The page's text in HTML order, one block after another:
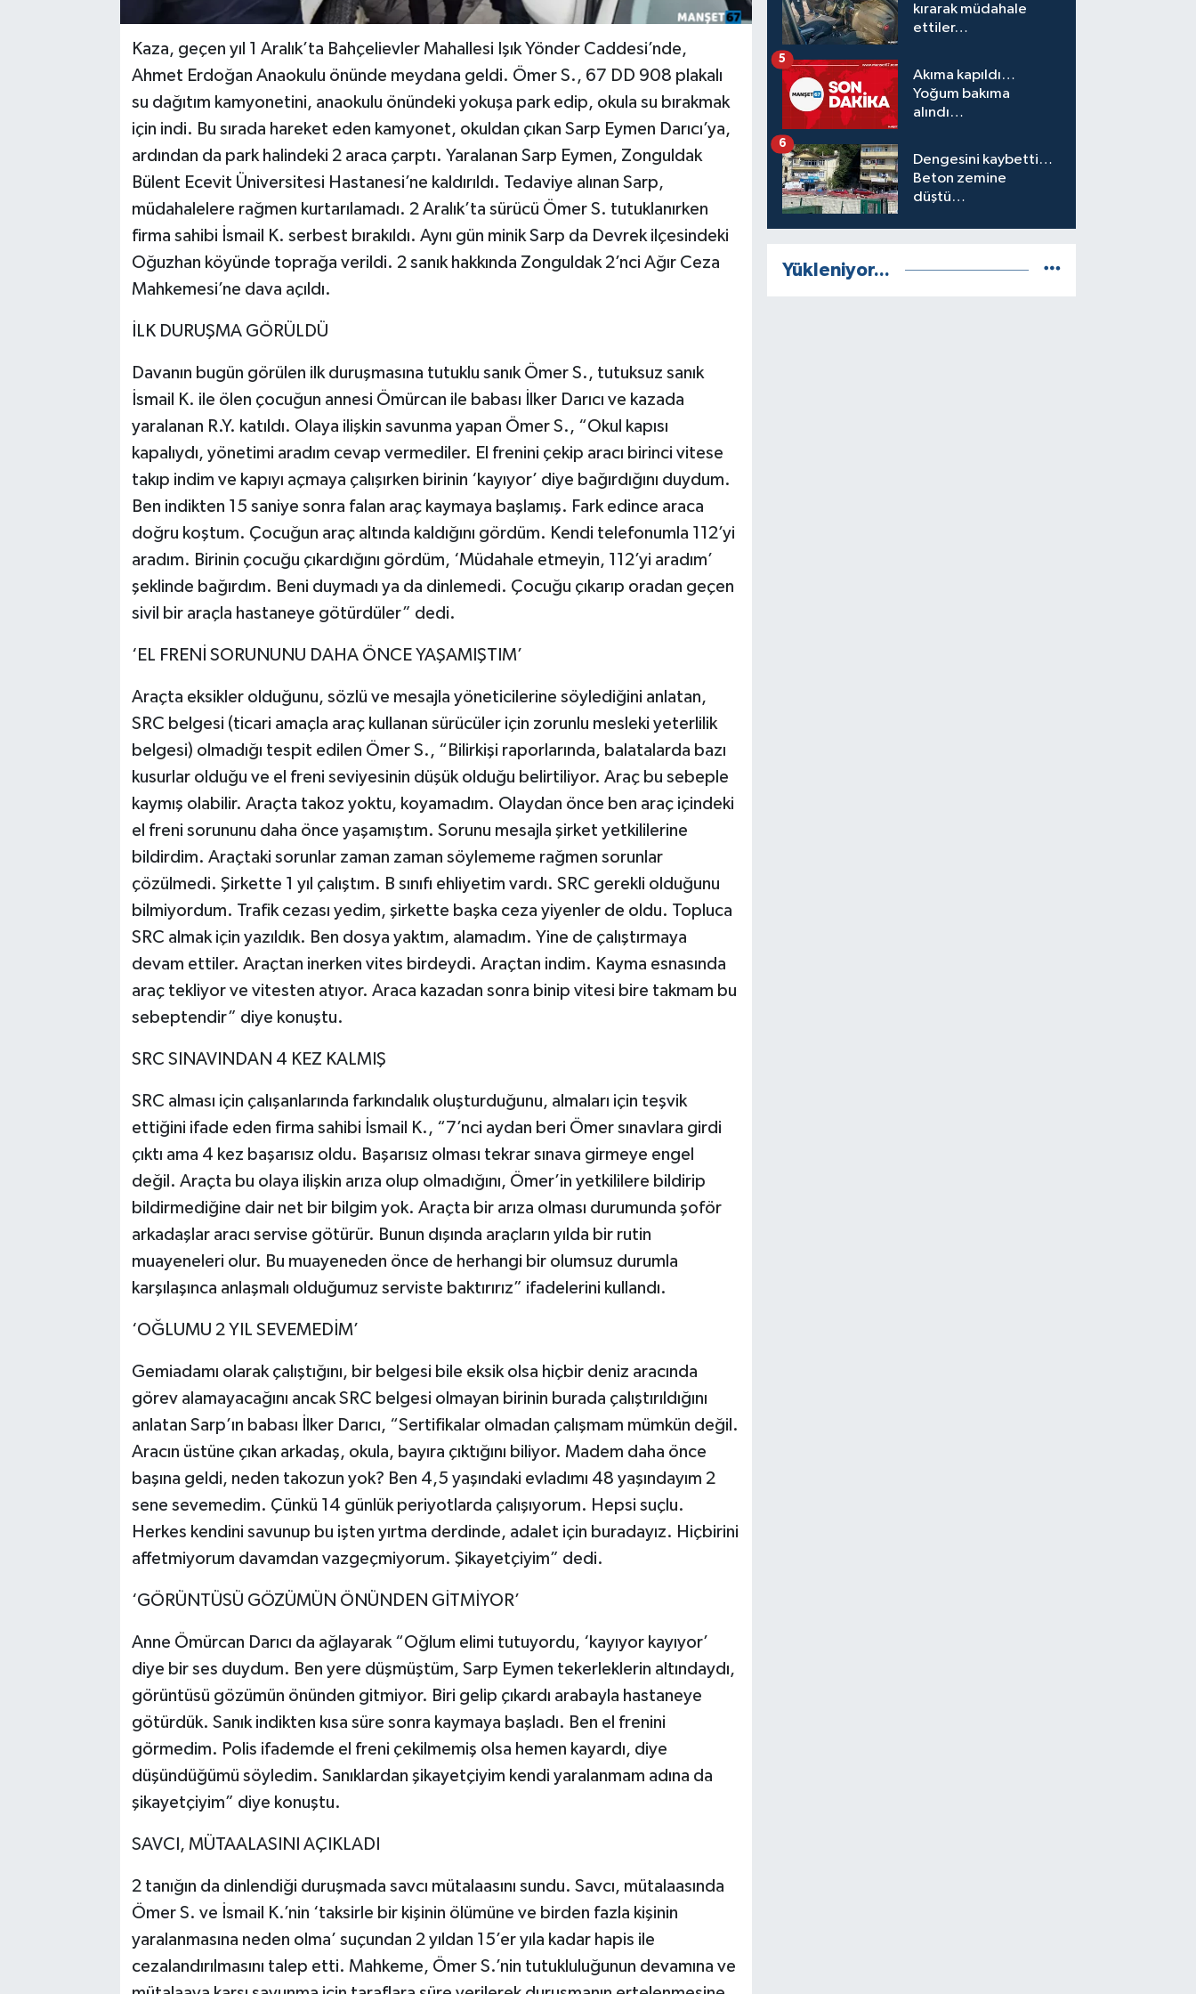
Kaza, geçen yıl 1 Aralık’ta Bahçelievler Mahallesi Işık Yönder Caddesi’nde,
Ahmet Erdoğan Anaokulu önünde meydana geldi. Ömer S., 67 DD 908 plakalı
su dağıtım kamyonetini, anaokulu önündeki yokuşa park edip, okula su bırakmak
için indi. Bu sırada hareket eden kamyonet, okuldan çıkan Sarp Eymen Darıcı’ya,
ardından da park halindeki 2 araca çarptı. Yaralanan Sarp Eymen, Zonguldak
Bülent Ecevit Üniversitesi Hastanesi’ne kaldırıldı. Tedaviye alınan Sarp,
müdahalelere rağmen kurtarılamadı. 2 Aralık’ta sürücü Ömer S. tutuklanırken
firma sahibi İsmail K. serbest bırakıldı. Aynı gün minik Sarp da Devrek ilçesindeki
Oğuzhan köyünde toprağa verildi. 2 sanık hakkında Zonguldak 2’nci Ağır Ceza
Mahkemesi’ne dava açıldı.
İLK DURUŞMA GÖRÜLDÜ
Davanın bugün görülen ilk duruşmasına tutuklu sanık Ömer S., tutuksuz sanık
İsmail K. ile ölen çocuğun annesi Ömürcan ile babası İlker Darıcı ve kazada
yaralanan R.Y. katıldı. Olaya ilişkin savunma yapan Ömer S., “Okul kapısı
kapalıydı, yönetimi aradım cevap vermediler. El frenini çekip aracı birinci vitese
takıp indim ve kapıyı açmaya çalışırken birinin ‘kayıyor’ diye bağırdığını duydum.
Ben indikten 15 saniye sonra falan araç kaymaya başlamış. Fark edince araca
doğru koştum. Çocuğun araç altında kaldığını gördüm. Kendi telefonumla 112’yi
aradım. Birinin çocuğu çıkardığını gördüm, ‘Müdahale etmeyin, 112’yi aradım’
şeklinde bağırdım. Beni duymadı ya da dinlemedi. Çocuğu çıkarıp oradan geçen
sivil bir araçla hastaneye götürdüler” dedi.
‘EL FRENİ SORUNUNU DAHA ÖNCE YAŞAMIŞTIM’
Araçta eksikler olduğunu, sözlü ve mesajla yöneticilerine söylediğini anlatan,
SRC belgesi (ticari amaçla araç kullanan sürücüler için zorunlu mesleki yeterlilik
belgesi) olmadığı tespit edilen Ömer S., “Bilirkişi raporlarında, balatalarda bazı
kusurlar olduğu ve el freni seviyesinin düşük olduğu belirtiliyor. Araç bu sebeple
kaymış olabilir. Araçta takoz yoktu, koyamadım. Olaydan önce ben araç içindeki
el freni sorununu daha önce yaşamıştım. Sorunu mesajla şirket yetkililerine
bildirdim. Araçtaki sorunlar zaman zaman söylememe rağmen sorunlar
çözülmedi. Şirkette 1 yıl çalıştım. B sınıfı ehliyetim vardı. SRC gerekli olduğunu
bilmiyordum. Trafik cezası yedim, şirkette başka ceza yiyenler de oldu. Topluca
SRC almak için yazıldık. Ben dosya yaktım, alamadım. Yine de çalıştırmaya
devam ettiler. Araçtan inerken vites birdeydi. Araçtan indim. Kayma esnasında
araç tekliyor ve vitesten atıyor. Araca kazadan sonra binip vitesi bire takmam bu
sebeptendir” diye konuştu.
SRC SINAVINDAN 4 KEZ KALMIŞ
SRC alması için çalışanlarında farkındalık oluşturduğunu, almaları için teşvik
ettiğini ifade eden firma sahibi İsmail K., “7’nci aydan beri Ömer sınavlara girdi
çıktı ama 4 kez başarısız oldu. Başarısız olması tekrar sınava girmeye engel
değil. Araçta bu olaya ilişkin arıza olup olmadığını, Ömer’in yetkililere bildirip
bildirmediğine dair net bir bilgim yok. Araçta bir arıza olması durumunda şoför
arkadaşlar aracı servise götürür. Bunun dışında araçların yılda bir rutin
muayeneleri olur. Bu muayeneden önce de herhangi bir olumsuz durumla
karşılaşınca anlaşmalı olduğumuz serviste baktırırız” ifadelerini kullandı.
‘OĞLUMU 2 YIL SEVEMEDİM’
Gemiadamı olarak çalıştığını, bir belgesi bile eksik olsa hiçbir deniz aracında
görev alamayacağını ancak SRC belgesi olmayan birinin burada çalıştırıldığını
anlatan Sarp’ın babası İlker Darıcı, “Sertifikalar olmadan çalışmam mümkün değil.
Aracın üstüne çıkan arkadaş, okula, bayıra çıktığını biliyor. Madem daha önce
başına geldi, neden takozun yok? Ben 4,5 yaşındaki evladımı 48 yaşındayım 2
sene sevemedim. Çünkü 14 günlük periyotlarda çalışıyorum. Hepsi suçlu.
Herkes kendini savunup bu işten yırtma derdinde, adalet için buradayız. Hiçbirini
affetmiyorum davamdan vazgeçmiyorum. Şikayetçiyim” dedi.
‘GÖRÜNTÜSÜ GÖZÜMÜN ÖNÜNDEN GİTMİYOR’
Anne Ömürcan Darıcı da ağlayarak “Oğlum elimi tutuyordu, ‘kayıyor kayıyor’
diye bir ses duydum. Ben yere düşmüştüm, Sarp Eymen tekerleklerin altındaydı,
görüntüsü gözümün önünden gitmiyor. Biri gelip çıkardı arabayla hastaneye
götürdük. Sanık indikten kısa süre sonra kaymaya başladı. Ben el frenini
görmedim. Polis ifademde el freni çekilmemiş olsa hemen kayardı, diye
düşündüğümü söyledim. Sanıklardan şikayetçiyim kendi yaralanmam adına da
şikayetçiyim” diye konuştu.
SAVCI, MÜTAALASINI AÇIKLADI
2 tanığın da dinlendiği duruşmada savcı mütalaasını sundu. Savcı, mütalaasında
Ömer S. ve İsmail K.’nin ‘taksirle bir kişinin ölümüne ve birden fazla kişinin
yaralanmasına neden olma’ suçundan 2 yıldan 15’er yıla kadar hapis ile
cezalandırılmasını talep etti. Mahkeme, Ömer S.’nin tutukluluğunun devamına ve
kırarak müdahale
ettiler…
Akıma kapıldı…
Yoğum bakıma
alındı…
5
Dengesini kaybetti…
Beton zemine
düştü…
6
Yükleniyor...